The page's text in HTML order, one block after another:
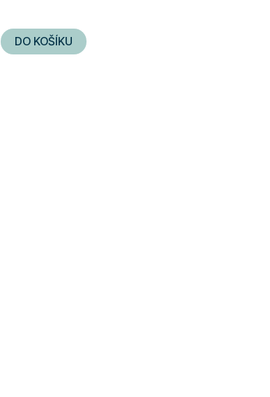
DO KOŠÍKU